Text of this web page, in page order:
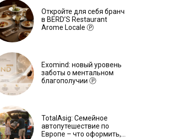
Откройте для себя бранч
в BERD’S Restaurant
Arome Locale Ⓟ
Exomind: новый уровень
заботы о ментальном
благополучии Ⓟ
TotalAsig: Семейное
автопутешествие по
Европе – что оформить,